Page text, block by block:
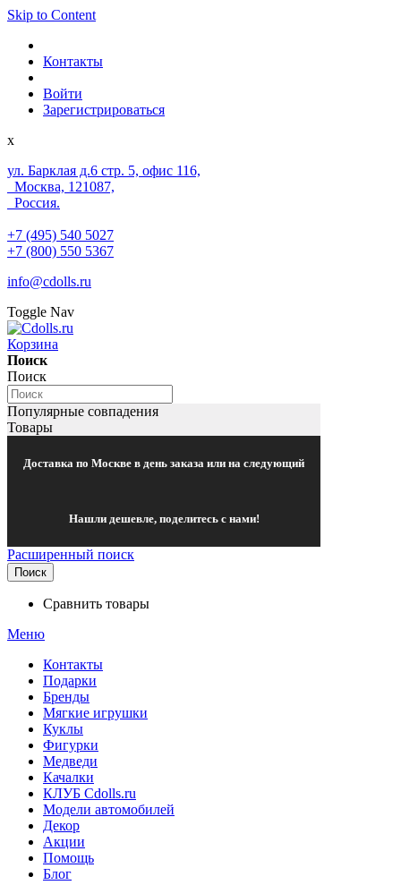
Skip to Content
Контакты
Войти
Зарегистрироваться
x
ул. Барклая д.6 стр. 5, офис 116,
Москва, 121087,
Россия.
+7 (495) 540 5027
+7 (800) 550 5367
info@cdolls.ru
Toggle Nav
Корзина
Поиск
Поиск
Популярные совпадения
Товары
Доставка по Москве в день заказа или на следующий
Нашли дешевле, поделитесь с нами!
Расширенный поиск
Поиск
Сравнить товары
Меню
Контакты
Подарки
Бренды
Мягкие игрушки
Куклы
Фигурки
Медведи
Качалки
КЛУБ Cdolls.ru
Модели автомобилей
Декор
Акции
Помощь
Блог